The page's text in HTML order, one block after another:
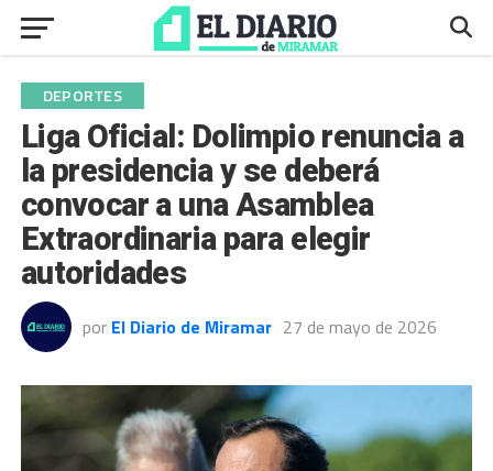
DEPORTES
Liga Oficial: Dolimpio renuncia a
la presidencia y se deberá
convocar a una Asamblea
Extraordinaria para elegir
autoridades
por El Diario de Miramar 27 de mayo de 2026